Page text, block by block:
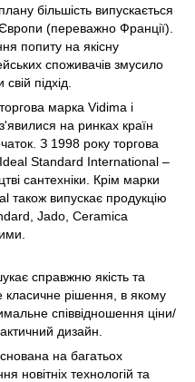
більшість випускається
(переважно Франції).
попиту на якісну
споживачів змусило
підхід.
марка Vidima і
з'явилися на ринках країн
З 1998 року торгова
Standard International –
сантехніки. Крім марки
випускає продукцію
Jado, Ceramica
справжню якість та
класичне рішення, в якому
співвідношення ціни/
дизайн.
на багатьох
новітніх технологій та